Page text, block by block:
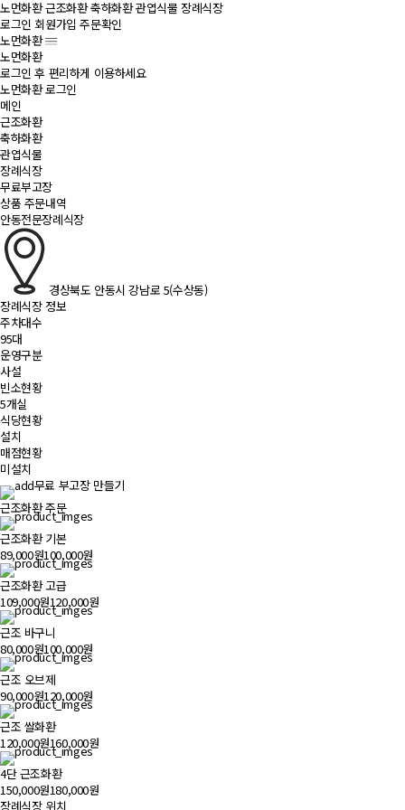
노먼화환근조화환축하화환관엽식물 장례식장
로그인 회원가입 주문확인
노먼화환
노먼화환
로그인 후 편리하게 이용하세요
노먼화환 로그인
메인
근조화환
축하화환
관엽식물
장례식장
무료부고장
상품 주문내역
안동전문장례식장
경상북도 안동시 강남로 5(수상동)
장례식장 정보
주차대수
95대
운영구분
사설
빈소현황
5개실
식당현황
설치
매점현황
미설치
무료 부고장 만들기
근조화환 주문
근조화환 기본
89,000원100,000원
근조화환 고급
109,000원120,000원
근조 바구니
80,000원100,000원
근조 오브제
90,000원120,000원
근조 쌀화환
120,000원160,000원
4단 근조화환
150,000원180,000원
장례식장 위치500m